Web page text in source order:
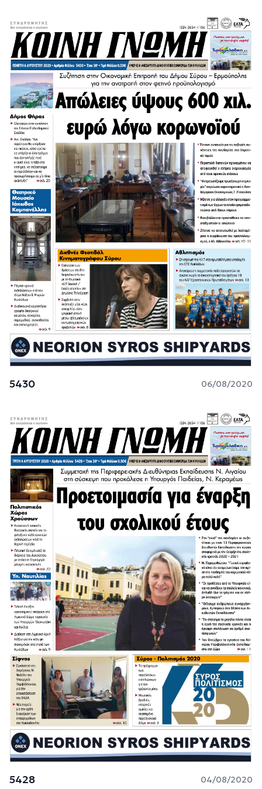
5430 06/08/2020
5428 04/08/2020